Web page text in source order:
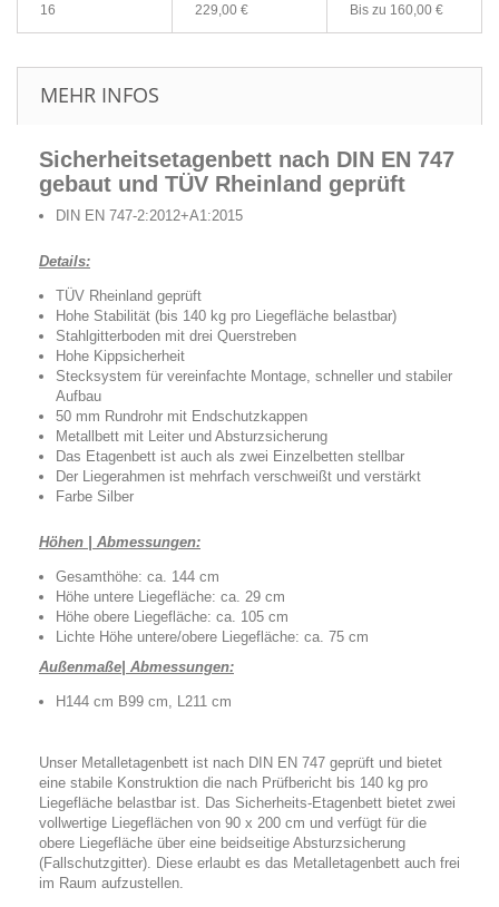
16 229,00 € Bis zu 160,00 €
MEHR INFOS
Sicherheitsetagenbett nach DIN EN 747
gebaut und TÜV Rheinland geprüft
DIN EN 747-2:2012+A1:2015
Details:
TÜV Rheinland geprüft
Hohe Stabilität (bis 140 kg pro Liegefläche belastbar)
Stahlgitterboden mit drei Querstreben
Hohe Kippsicherheit
Stecksystem für vereinfachte Montage, schneller und stabiler
Aufbau
50 mm Rundrohr mit Endschutzkappen
Metallbett mit Leiter und Absturzsicherung
Das Etagenbett ist auch als zwei Einzelbetten stellbar
Der Liegerahmen ist mehrfach verschweißt und verstärkt
Farbe Silber
Höhen | Abmessungen:
Gesamthöhe: ca. 144 cm
Höhe untere Liegefläche: ca. 29 cm
Höhe obere Liegefläche: ca. 105 cm
Lichte Höhe untere/obere Liegefläche: ca. 75 cm
Außenmaße| Abmessungen:
H144 cm B99 cm, L211 cm
Unser Metalletagenbett ist nach DIN EN 747 geprüft und bietet
eine stabile Konstruktion die nach Prüfbericht bis 140 kg pro
Liegefläche belastbar ist. Das Sicherheits-Etagenbett bietet zwei
vollwertige Liegeflächen von 90 x 200 cm und verfügt für die
obere Liegefläche über eine beidseitige Absturzsicherung
(Fallschutzgitter). Diese erlaubt es das Metalletagenbett auch frei
im Raum aufzustellen.